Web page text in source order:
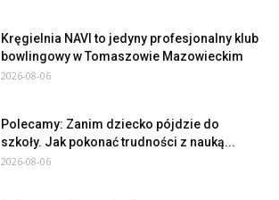
Kręgielnia NAVI to jedyny profesjonalny klub
bowlingowy w Tomaszowie Mazowieckim
2026-08-06
Polecamy: Zanim dziecko pójdzie do
szkoły. Jak pokonać trudności z nauką...
2026-08-06